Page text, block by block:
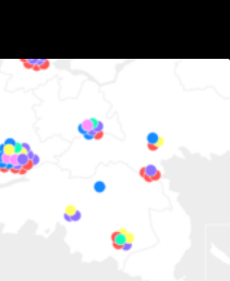
industrie geselecteerd
en 23